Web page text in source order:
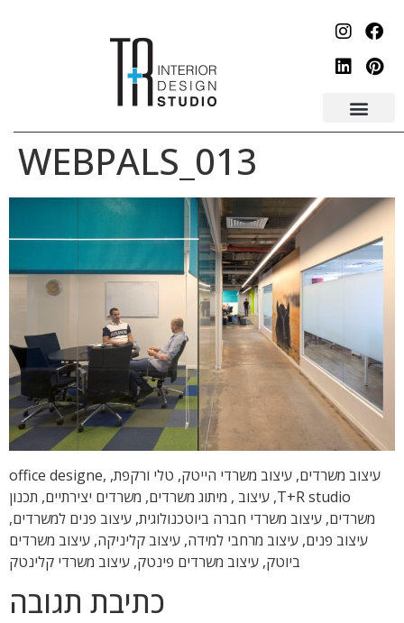
WEBPALS_013
עיצוב משרדים, עיצוב משרדי הייטק, טלי ורקפת, office designe,
T+R studio, עיצוב , מיתוג משרדים, משרדים יצירתיים, תכנון
משרדים, עיצוב משרדי חברה ביוטכנולוגית, עיצוב פנים למשרדים,
עיצוב פנים, עיצוב מרחבי למידה, עיצוב קליניקה, עיצוב משרדים
ביוטק, עיצוב משרדים פינטק, עיצוב משרדי קלינטק
כתיבת תגובה